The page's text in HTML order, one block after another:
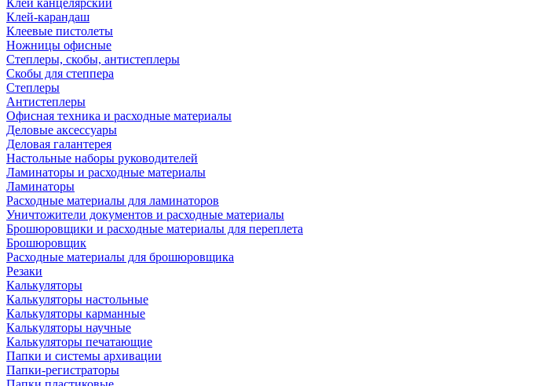
Клей канцелярский
Клей-карандаш
Клеевые пистолеты
Ножницы офисные
Степлеры, скобы, антистеплеры
Скобы для степпера
Степлеры
Антистеплеры
Офисная техника и расходные материалы
Деловые аксессуары
Деловая галантерея
Настольные наборы руководителей
Ламинаторы и расходные материалы
Ламинаторы
Расходные материалы для ламинаторов
Уничтожители документов и расходные материалы
Брошюровщики и расходные материалы для переплета
Брошюровщик
Расходные материалы для брошюровщика
Резаки
Калькуляторы
Калькуляторы настольные
Калькуляторы карманные
Калькуляторы научные
Калькуляторы печатающие
Папки и системы архивации
Папки-регистраторы